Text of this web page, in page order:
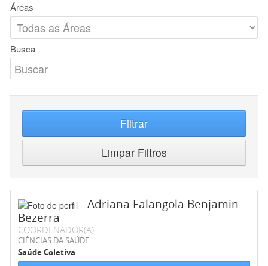
Áreas
Busca
Filtrar
Limpar Filtros
Adriana Falangola Benjamin
Bezerra
COORDENADOR(A)
CIÊNCIAS DA SAÚDE
Saúde Coletiva